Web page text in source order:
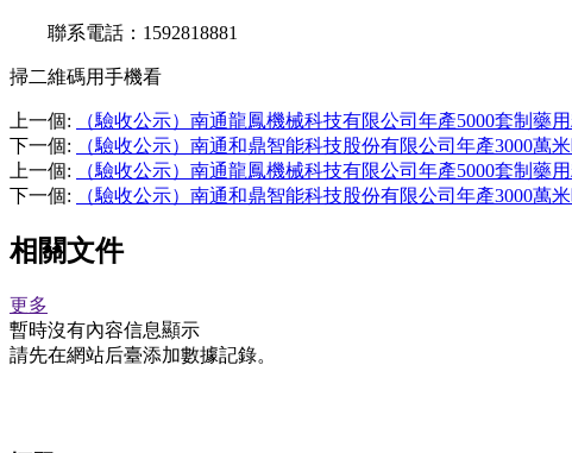
聯系電話：1592818881
掃二維碼用手機看
上一個:
（驗收公示）南通龍鳳機械科技有限公司年產5000套制藥
下一個:
（驗收公示）南通和鼎智能科技股份有限公司年產3000萬
上一個:
（驗收公示）南通龍鳳機械科技有限公司年產5000套制藥
下一個: （驗收公示）南通和鼎智能科技股份有限公司年產3000萬
相關文件
更多
暫時沒有內容信息顯示
請先在網站后臺添加數據記錄。